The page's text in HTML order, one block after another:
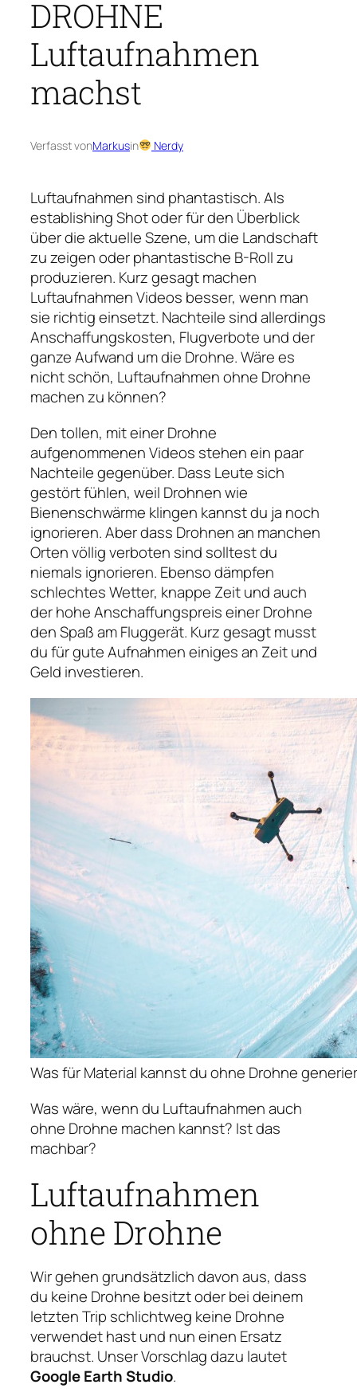
DROHNE
Luftaufnahmen
machst
Verfasst vonMarkusin Nerdy
Luftaufnahmen sind phantastisch. Als
establishing Shot oder für den Überblick
über die aktuelle Szene, um die Landschaft
zu zeigen oder phantastische B-Roll zu
produzieren. Kurz gesagt machen
Luftaufnahmen Videos besser, wenn man
sie richtig einsetzt. Nachteile sind allerdings
Anschaffungskosten, Flugverbote und der
ganze Aufwand um die Drohne. Wäre es
nicht schön, Luftaufnahmen ohne Drohne
machen zu können?
Den tollen, mit einer Drohne
aufgenommenen Videos stehen ein paar
Nachteile gegenüber. Dass Leute sich
gestört fühlen, weil Drohnen wie
Bienenschwärme klingen kannst du ja noch
ignorieren. Aber dass Drohnen an manchen
Orten völlig verboten sind solltest du
niemals ignorieren. Ebenso dämpfen
schlechtes Wetter, knappe Zeit und auch
der hohe Anschaffungspreis einer Drohne
den Spaß am Fluggerät. Kurz gesagt musst
du für gute Aufnahmen einiges an Zeit und
Geld investieren.
Was für Material kannst du ohne Drohne
Was wäre, wenn du Luftaufnahmen auch
ohne Drohne machen kannst? Ist das
machbar?
Luftaufnahmen
ohne Drohne
Wir gehen grundsätzlich davon aus, dass
du keine Drohne besitzt oder bei deinem
letzten Trip schlichtweg keine Drohne
verwendet hast und nun einen Ersatz
brauchst. Unser Vorschlag dazu lautet
Google Earth Studio.